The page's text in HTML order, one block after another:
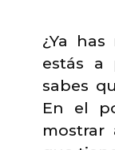
¿Ya
estás a
sabes
En el
mostrar